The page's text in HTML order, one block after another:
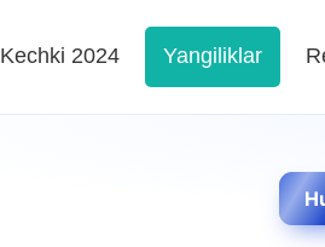
Kechki 2024 Yangiliklar